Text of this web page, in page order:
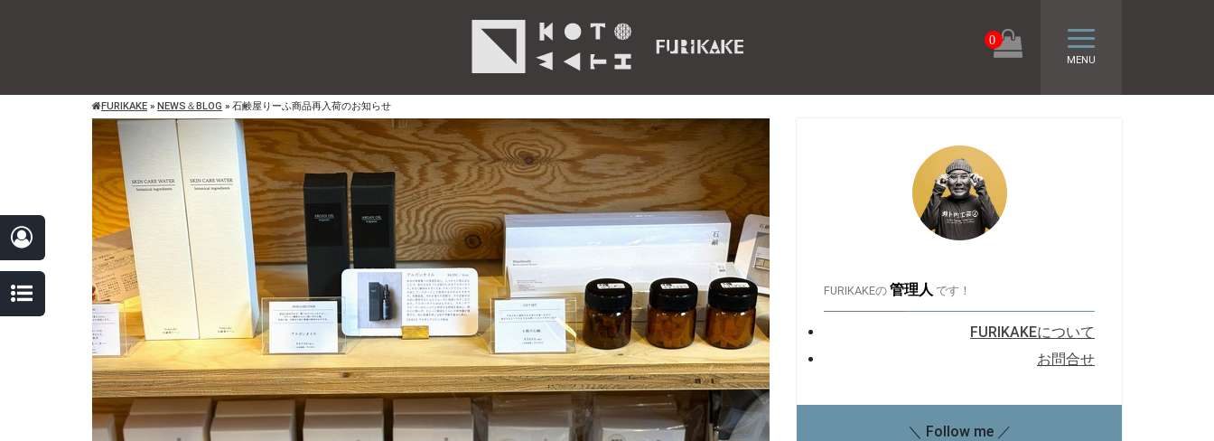
0 トグル ナビゲーシ
MENU
FURIKAKE » NEWS＆BLOG » 石鹸屋りーふ商品再入荷のお知らせ
FURIKAKEの 管理人 です！
FURIKAKEについて
お問合せ
＼ Follow me ／